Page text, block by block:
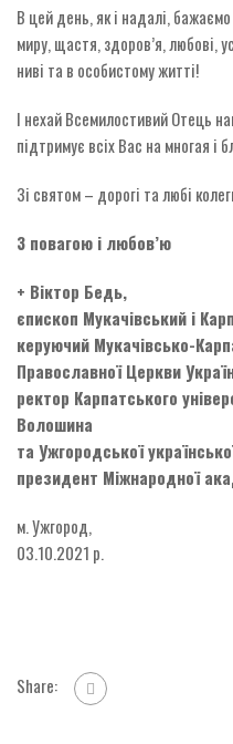
В цей день, як і надалі,
миру, щастя, здоров’я, любові,
ниві та в особистому житті!
І нехай Всемилостивий Отець
підтримує всіх Вас на многая і
Зі святом – дорогі та любі
З повагою і любов’ю
+ Віктор Бедь,
єпископ Мукачівський і
керуючий Мукачівсько-
Православної Церкви
ректор Карпатського
Волошина
та Ужгородської
президент Міжнародної
м. Ужгород,
03.10.2021 р.
Share: